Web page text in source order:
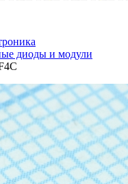
диоды и модули